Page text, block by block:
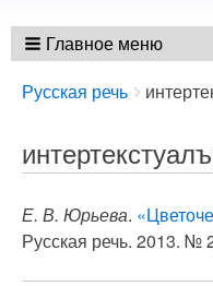
Главное меню
Breadcrumbs
You
here:
Русская речь
Е. В. Юрьева.
Русская речь. 2013. №